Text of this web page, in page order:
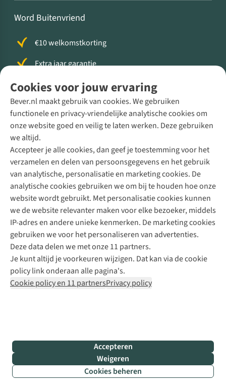
Filter & sorteer
Cookies voor jouw ervaring
Bever.nl maakt gebruik van cookies. We gebruiken
functionele en privacy-vriendelijke analytische cookies om
onze website goed en veilig te laten werken. Deze gebruiken
we altijd.
Accepteer je alle cookies, dan geef je toestemming voor het
verzamelen en delen van persoonsgegevens en het gebruik
van analytische, personalisatie en marketing cookies. De
analytische cookies gebruiken we om bij te houden hoe onze
website wordt gebruikt. Met personalisatie cookies kunnen
we de website relevanter maken voor elke bezoeker, middels
IP-adres en andere unieke kenmerken. De marketing cookies
gebruiken we voor het personaliseren van advertenties.
Deze data delen we met onze 11 partners.
Je kunt altijd je voorkeuren wijzigen. Dat kan via de cookie
policy link onderaan alle pagina's.
Cookie policy en 11 partnersPrivacy policy
Accepteren
Weigeren
Cookies beheren
Word Buitenvriend
€10 welkomstkorting
Extra jaar garantie
Gratis wasbeurt voor je slaapzak of jas
365 dagen bedenktijd
Volg ons voor meer Buiten
Direct advies van een Buitenexpert
+31 (0)85 888 50 88
+31 6 12 28 49 80
Contactformulier